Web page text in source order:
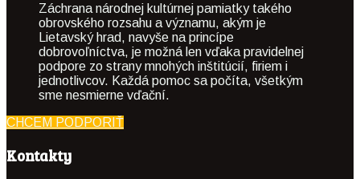
Záchrana národnej kultúrnej pamiatky takého
obrovského rozsahu a významu, akým je
Lietavský hrad, navyše na princípe
dobrovoľníctva, je možná len vďaka pravidelnej
podpore zo strany mnohých inštitúcií, firiem i
jednotlivcov. Každá pomoc sa počíta, všetkým
sme nesmierne vďační.
CHCEM PODPORIŤ
Kontakty